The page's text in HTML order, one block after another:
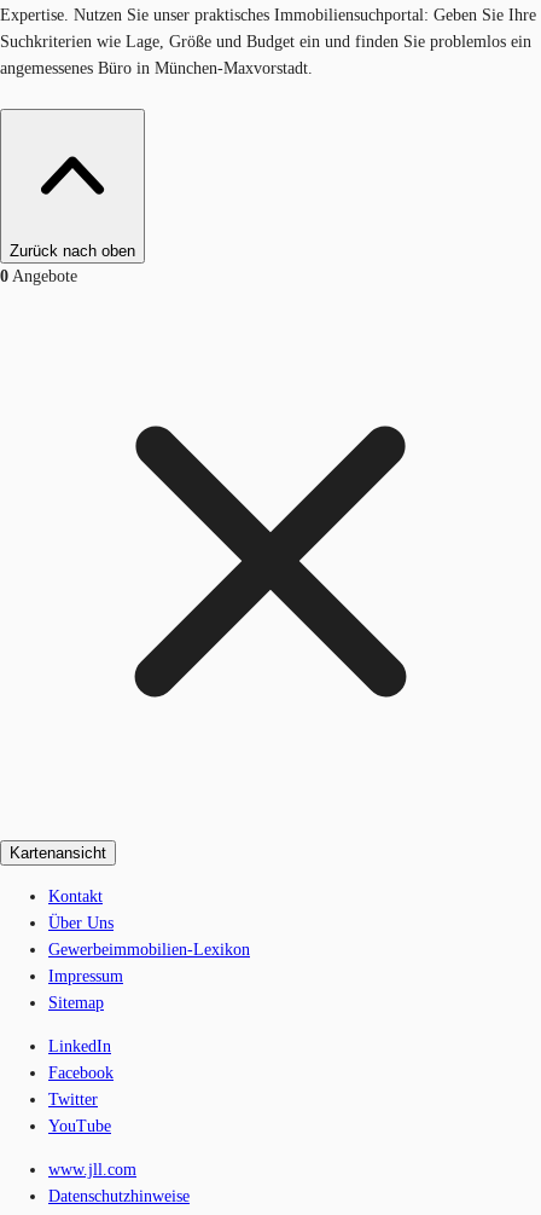
Expertise. Nutzen Sie unser praktisches Immobiliensuchportal: Geben Sie Ihre
Suchkriterien wie Lage, Größe und Budget ein und finden Sie problemlos ein
angemessenes Büro in München-Maxvorstadt.
Zurück nach oben
0 Angebote
Kartenansicht
Kontakt
Über Uns
Gewerbeimmobilien-Lexikon
Impressum
Sitemap
LinkedIn
Facebook
Twitter
YouTube
www.jll.com
Datenschutzhinweise